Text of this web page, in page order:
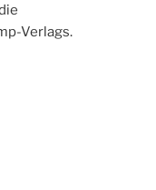
Verlags.